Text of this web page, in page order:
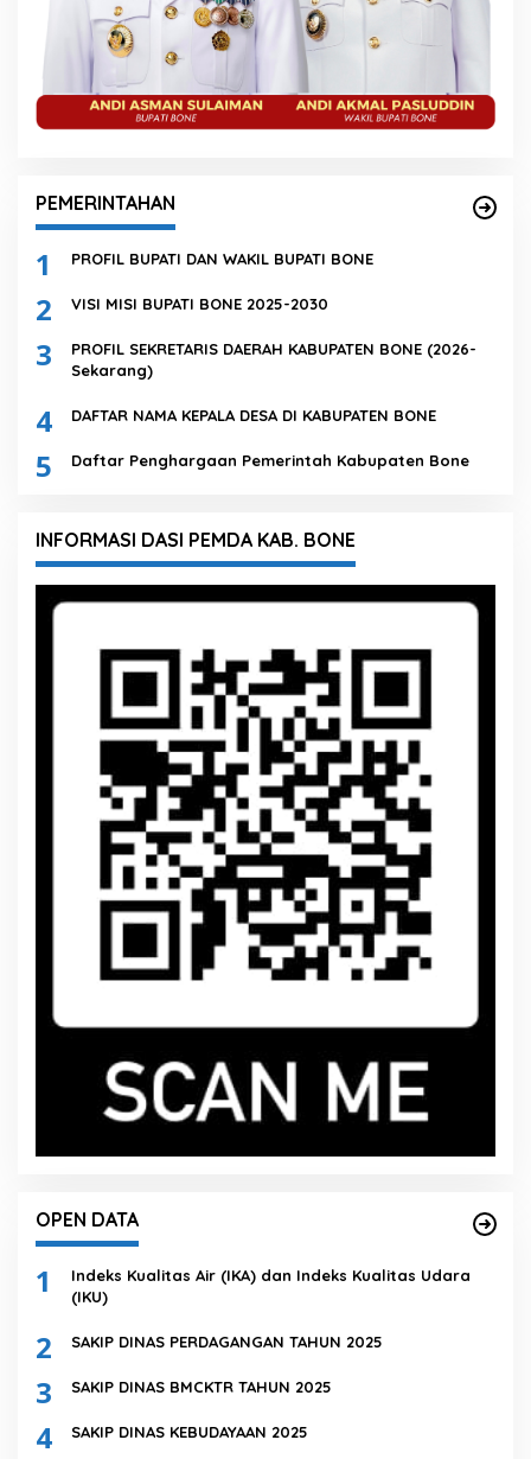
PEMERINTAHAN
1 PROFIL BUPATI DAN WAKIL BUPATI BONE
2 VISI MISI BUPATI BONE 2025-2030
3
PROFIL SEKRETARIS DAERAH KABUPATEN BONE (2026-
Sekarang)
4 DAFTAR NAMA KEPALA DESA DI KABUPATEN BONE
5 Daftar Penghargaan Pemerintah Kabupaten Bone
INFORMASI DASI PEMDA KAB. BONE
OPEN DATA
1
Indeks Kualitas Air (IKA) dan Indeks Kualitas Udara
(IKU)
2 SAKIP DINAS PERDAGANGAN TAHUN 2025
3 SAKIP DINAS BMCKTR TAHUN 2025
4 SAKIP DINAS KEBUDAYAAN 2025